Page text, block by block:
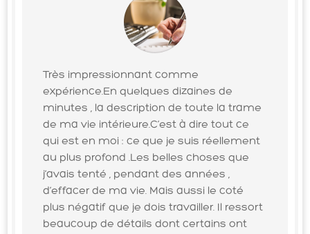
Très impressionnant comme
expérience.En quelques dizaines de
minutes , la description de toute la trame
de ma vie intérieure.C’est à dire tout ce
qui est en moi : ce que je suis réellement
au plus profond .Les belles choses que
j’avais tenté , pendant des années ,
d’effacer de ma vie. Mais aussi le coté
plus négatif que je dois travailler. Il ressort
beaucoup de détails dont certains ont